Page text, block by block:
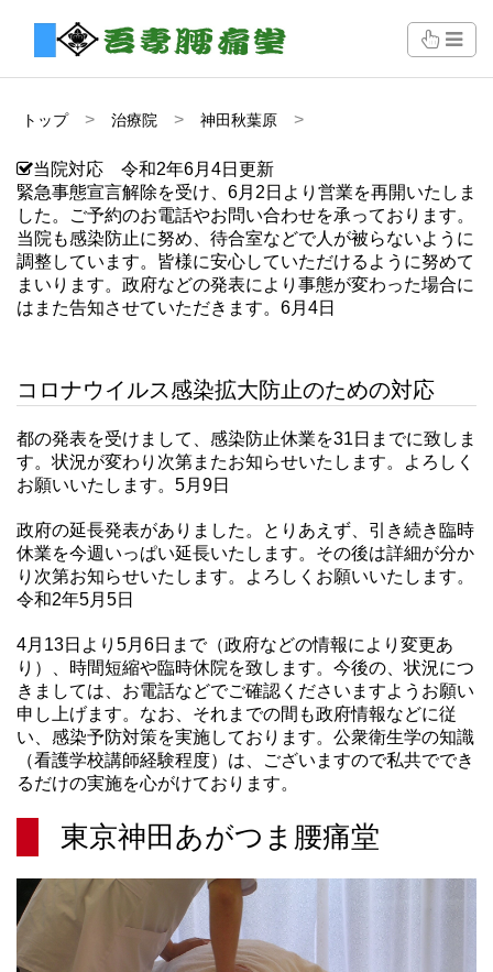
トップ 治療院 神田秋葉原
当院対応 令和2年6月4日更新
緊急事態宣言解除を受け、6月2日より営業を再開いたしま
した。ご予約のお電話やお問い合わせを承っております。
当院も感染防止に努め、待合室などで人が被らないように
調整しています。皆様に安心していただけるように努めて
まいります。政府などの発表により事態が変わった場合に
はまた告知させていただきます。6月4日
コロナウイルス感染拡大防止のための対応
都の発表を受けまして、感染防止休業を31日までに致しま
す。状況が変わり次第またお知らせいたします。よろしく
お願いいたします。5月9日
政府の延長発表がありました。とりあえず、引き続き臨時
休業を今週いっぱい延長いたします。その後は詳細が分か
り次第お知らせいたします。よろしくお願いいたします。
令和2年5月5日
4月13日より5月6日まで（政府などの情報により変更あ
り）、時間短縮や臨時休院を致します。今後の、状況につ
きましては、お電話などでご確認くださいますようお願い
申し上げます。なお、それまでの間も政府情報などに従
い、感染予防対策を実施しております。公衆衛生学の知識
（看護学校講師経験程度）は、ございますので私共ででき
るだけの実施を心がけております。
東京神田あがつま腰痛堂